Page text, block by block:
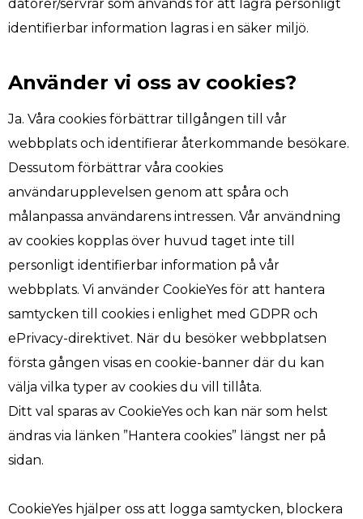
datorer/servrar som används för att lagra personligt
identifierbar information lagras i en säker miljö.
Använder vi oss av cookies?
Ja. Våra cookies förbättrar tillgången till vår
webbplats och identifierar återkommande besökare.
Dessutom förbättrar våra cookies
användarupplevelsen genom att spåra och
målanpassa användarens intressen. Vår användning
av cookies kopplas över huvud taget inte till
personligt identifierbar information på vår
webbplats. Vi använder CookieYes för att hantera
samtycken till cookies i enlighet med GDPR och
ePrivacy-direktivet. När du besöker webbplatsen
första gången visas en cookie-banner där du kan
välja vilka typer av cookies du vill tillåta.
Ditt val sparas av CookieYes och kan när som helst
ändras via länken ”Hantera cookies” längst ner på
sidan.
CookieYes hjälper oss att logga samtycken, blockera